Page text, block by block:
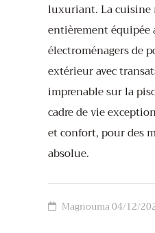
luxuriant. La cuisine
entièrement équipée
électroménagers de
extérieur avec
imprenable sur la
cadre de vie
et confort, pour des
absolue.
Magnouma04/12/